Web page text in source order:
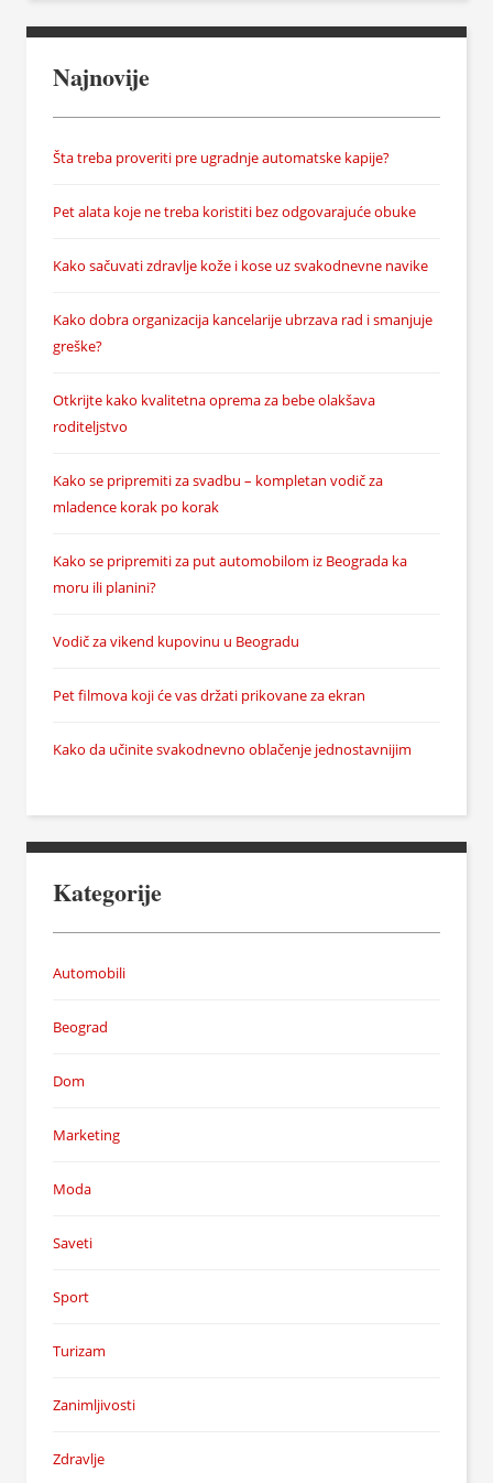
Najnovije
Šta treba proveriti pre ugradnje automatske kapije?
Pet alata koje ne treba koristiti bez odgovarajuće obuke
Kako sačuvati zdravlje kože i kose uz svakodnevne navike
Kako dobra organizacija kancelarije ubrzava rad i smanjuje
greške?
Otkrijte kako kvalitetna oprema za bebe olakšava
roditeljstvo
Kako se pripremiti za svadbu – kompletan vodič za
mladence korak po korak
Kako se pripremiti za put automobilom iz Beograda ka
moru ili planini?
Vodič za vikend kupovinu u Beogradu
Pet filmova koji će vas držati prikovane za ekran
Kako da učinite svakodnevno oblačenje jednostavnijim
Kategorije
Automobili
Beograd
Dom
Marketing
Moda
Saveti
Sport
Turizam
Zanimljivosti
Zdravlje